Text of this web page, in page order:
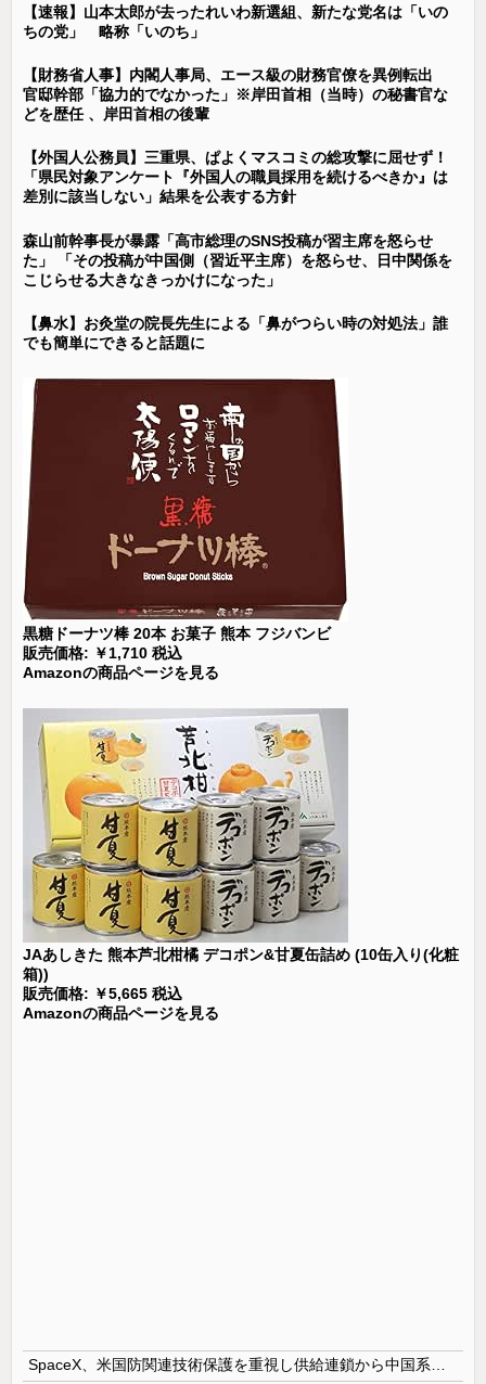
【速報】山本太郎が去ったれいわ新選組、新たな党名は「いの
ちの党」 略称「いのち」
【財務省人事】内閣人事局、エース級の財務官僚を異例転出
官邸幹部「協力的でなかった」※岸田首相（当時）の秘書官な
どを歴任 、岸田首相の後輩
【外国人公務員】三重県、ぱよくマスコミの総攻撃に屈せず！
「県民対象アンケート『外国人の職員採用を続けるべきか』は
差別に該当しない」結果を公表する方針
森山前幹事長が暴露「高市総理のSNS投稿が習主席を怒らせ
た」 「その投稿が中国側（習近平主席）を怒らせ、日中関係を
こじらせる大きなきっかけになった」
【鼻水】お灸堂の院長先生による「鼻がつらい時の対処法」誰
でも簡単にできると話題に
黒糖ドーナツ棒 20本 お菓子 熊本 フジバンビ
販売価格: ￥1,710 税込
Amazonの商品ページを見る
JAあしきた 熊本芦北柑橘 デコポン&甘夏缶詰め (10缶入り(化粧
箱))
販売価格: ￥5,665 税込
Amazonの商品ページを見る